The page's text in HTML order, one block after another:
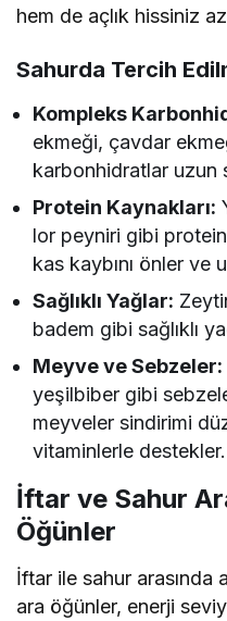
hem de açlık hissiniz
Sahurda Tercih
Kompleks
ekmeği, çavdar
karbonhidratlar uzun
Protein Kaynakları:
lor peyniri gibi protein
kas kaybını önler ve
Sağlıklı Yağlar:
badem gibi sağlıklı
Meyve ve Sebzeler:
yeşilbiber gibi
meyveler sindirimi
vitaminlerle destekler.
İftar ve Sahur
Öğünler
İftar ile sahur arasında
ara öğünler, enerji